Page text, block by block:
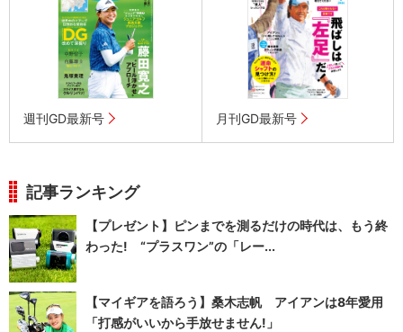
週刊GD最新号 月刊GD最新号
記事ランキング
【プレゼント】ピンまでを測るだけの時代は、もう終
わった! “プラスワン”の「レー...
【マイギアを語ろう】桑木志帆 アイアンは8年愛用
「打感がいいから手放せません!」